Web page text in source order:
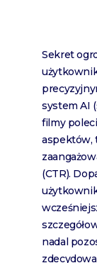
Sekret
system AI
filmy
aspektów,
(CTR).
nadal